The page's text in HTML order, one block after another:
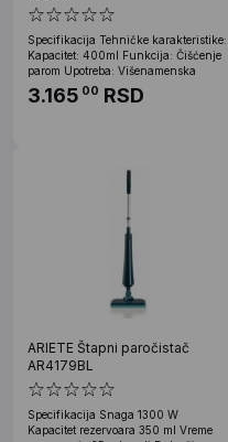
Specifikacija Tehničke karakteristike:
Kapacitet: 400ml Funkcija: Čišćenje
parom Upotreba: Višenamenska
3.165 00 RSD
ARIETE Štapni paročistač
AR4179BL
Specifikacija Snaga 1300 W
Kapacitet rezervoara 350 ml Vreme